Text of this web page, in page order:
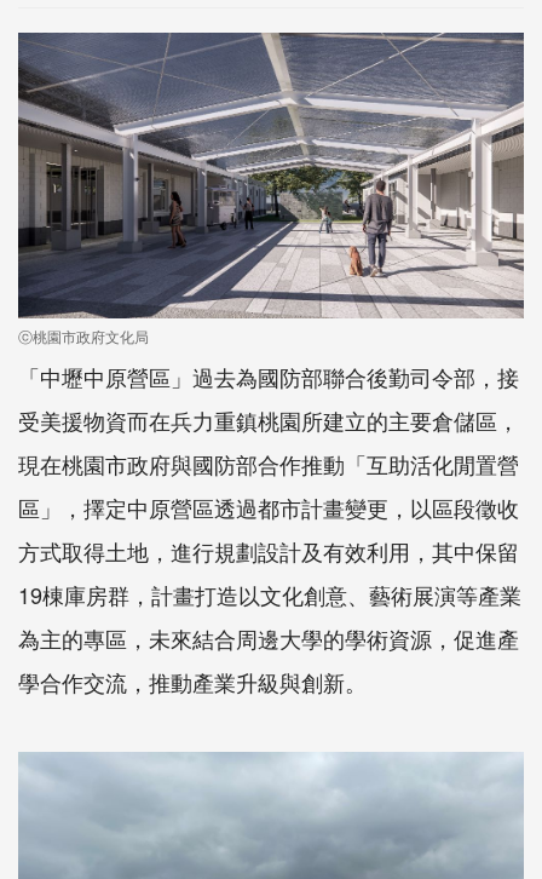
ⓒ桃園市政府文化局
「中壢中原營區」過去為國防部聯合後勤司令部，接
受美援物資而在兵力重鎮桃園所建立的主要倉儲區，
現在桃園市政府與國防部合作推動「互助活化閒置營
區」，擇定中原營區透過都市計畫變更，以區段徵收
方式取得土地，進行規劃設計及有效利用，其中保留
19棟庫房群，計畫打造以文化創意、藝術展演等產業
為主的專區，未來結合周邊大學的學術資源，促進產
學合作交流，推動產業升級與創新。